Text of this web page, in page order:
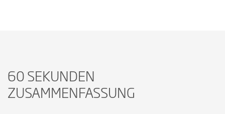
60 SEKUNDEN
ZUSAMMENFASSUNG